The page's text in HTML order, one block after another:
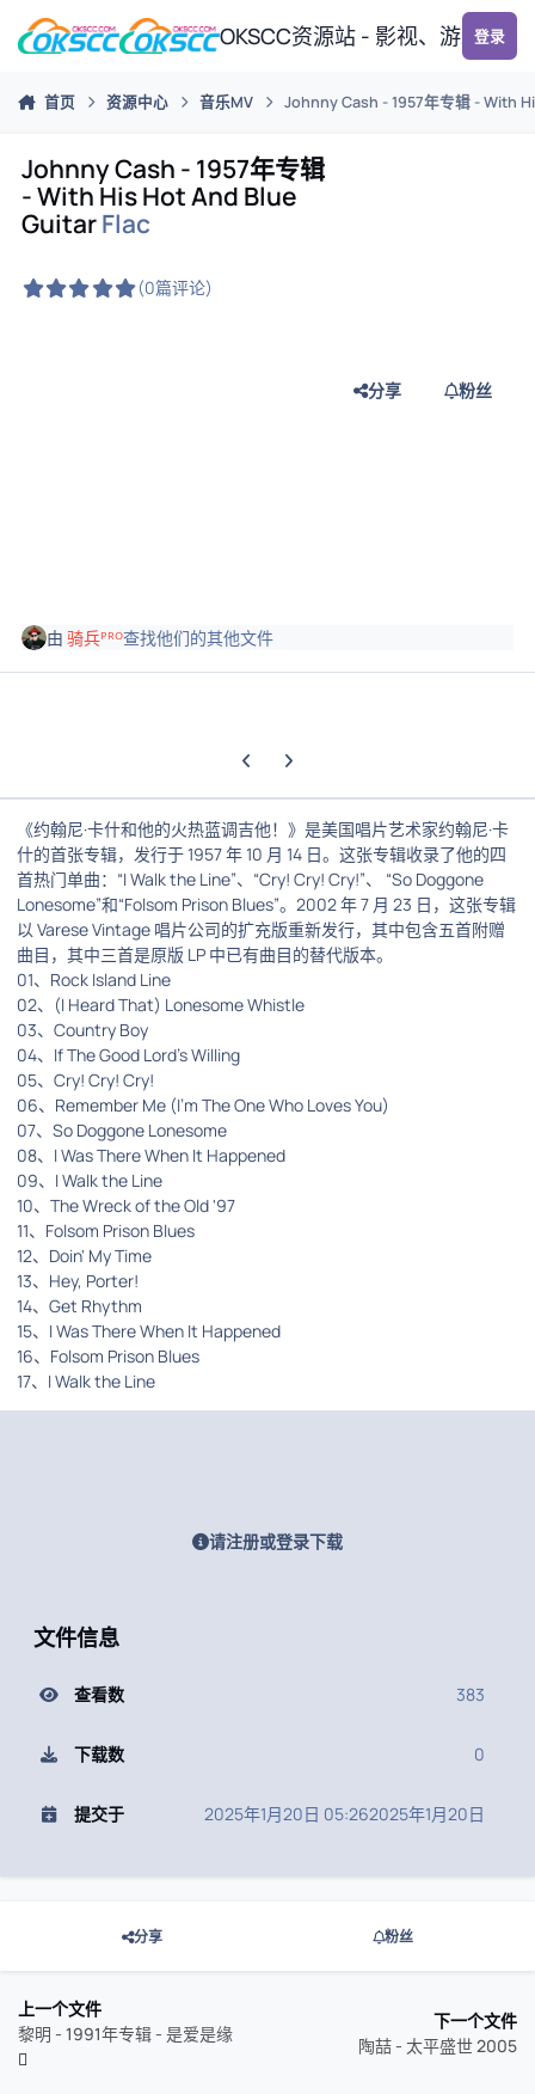
跳转到帖子
OKSCC资源站 - 影视、游戏、
登录
首页 资源中心 音乐MV Johnny Cash - 1957年专辑 - With
Johnny Cash - 1957年专辑
- With His Hot And Blue
GuitarFlac
(0篇评论)
分享 粉丝
由 骑兵ᴾᴿᴼ查找他们的其他文件
上一张轮播幻灯片
下一张轮播幻灯片
《约翰尼·卡什和他的火热蓝调吉他！》是美国唱片艺术家约翰尼·卡
什的首张专辑，发行于 1957 年 10 月 14 日。这张专辑收录了他的四
首热门单曲：“I Walk the Line”、“Cry! Cry! Cry!”、 “So Doggone
Lonesome”和“Folsom Prison Blues”。2002 年 7 月 23 日，这张专辑
以 Varese Vintage 唱片公司的扩充版重新发行，其中包含五首附赠
曲目，其中三首是原版 LP 中已有曲目的替代版本。
01、Rock Island Line
02、(I Heard That) Lonesome Whistle
03、Country Boy
04、If The Good Lord's Willing
05、Cry! Cry! Cry!
06、Remember Me (I'm The One Who Loves You)
07、So Doggone Lonesome
08、I Was There When It Happened
09、I Walk the Line
10、The Wreck of the Old '97
11、Folsom Prison Blues
12、Doin' My Time
13、Hey, Porter!
14、Get Rhythm
15、I Was There When It Happened
16、Folsom Prison Blues
17、I Walk the Line
请注册或登录下载
文件信息
查看数 383
下载数 0
提交于 2025年1月20日 05:262025年1月20日
分享 粉丝
上一个文件
黎明 - 1991年专辑 - 是爱是缘
下一个文件
陶喆 - 太平盛世 2005